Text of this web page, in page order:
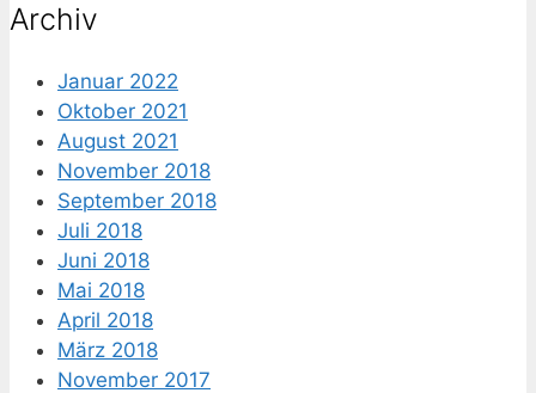
Archiv
Januar 2022
Oktober 2021
August 2021
November 2018
September 2018
Juli 2018
Juni 2018
Mai 2018
April 2018
März 2018
November 2017